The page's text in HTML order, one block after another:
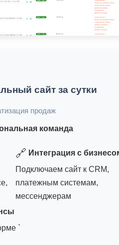
сайт за сутки
продаж
команда
🔗 Интеграция с
Подключаем сайт к CRM,
платежным системам,
мессенджерам
`